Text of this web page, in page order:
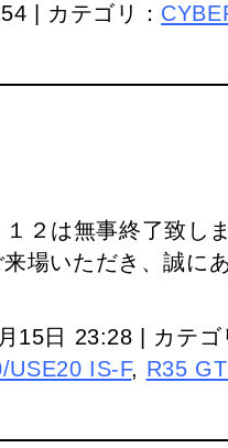
| カテゴリ：
２は無事終了致し
場いただき、誠に
15日 23:28 | カテゴ
USE20 IS-F, R35